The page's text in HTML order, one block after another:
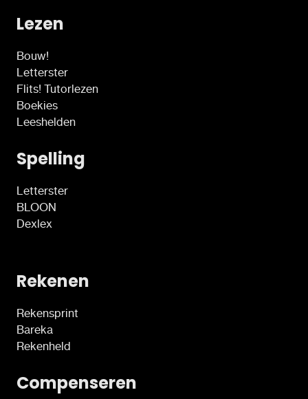
Lezen
Bouw!
Letterster
Flits! Tutorlezen
Boekies
Leeshelden
Spelling
Letterster
BLOON
Dexlex
Rekenen
Rekensprint
Bareka
Rekenheld
Compenseren